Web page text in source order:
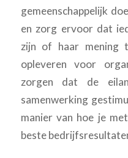
gemeenschappelijk
en zorg ervoor dat
zijn of haar mening
opleveren voor
zorgen dat de
samenwerking
manier van hoe je
beste